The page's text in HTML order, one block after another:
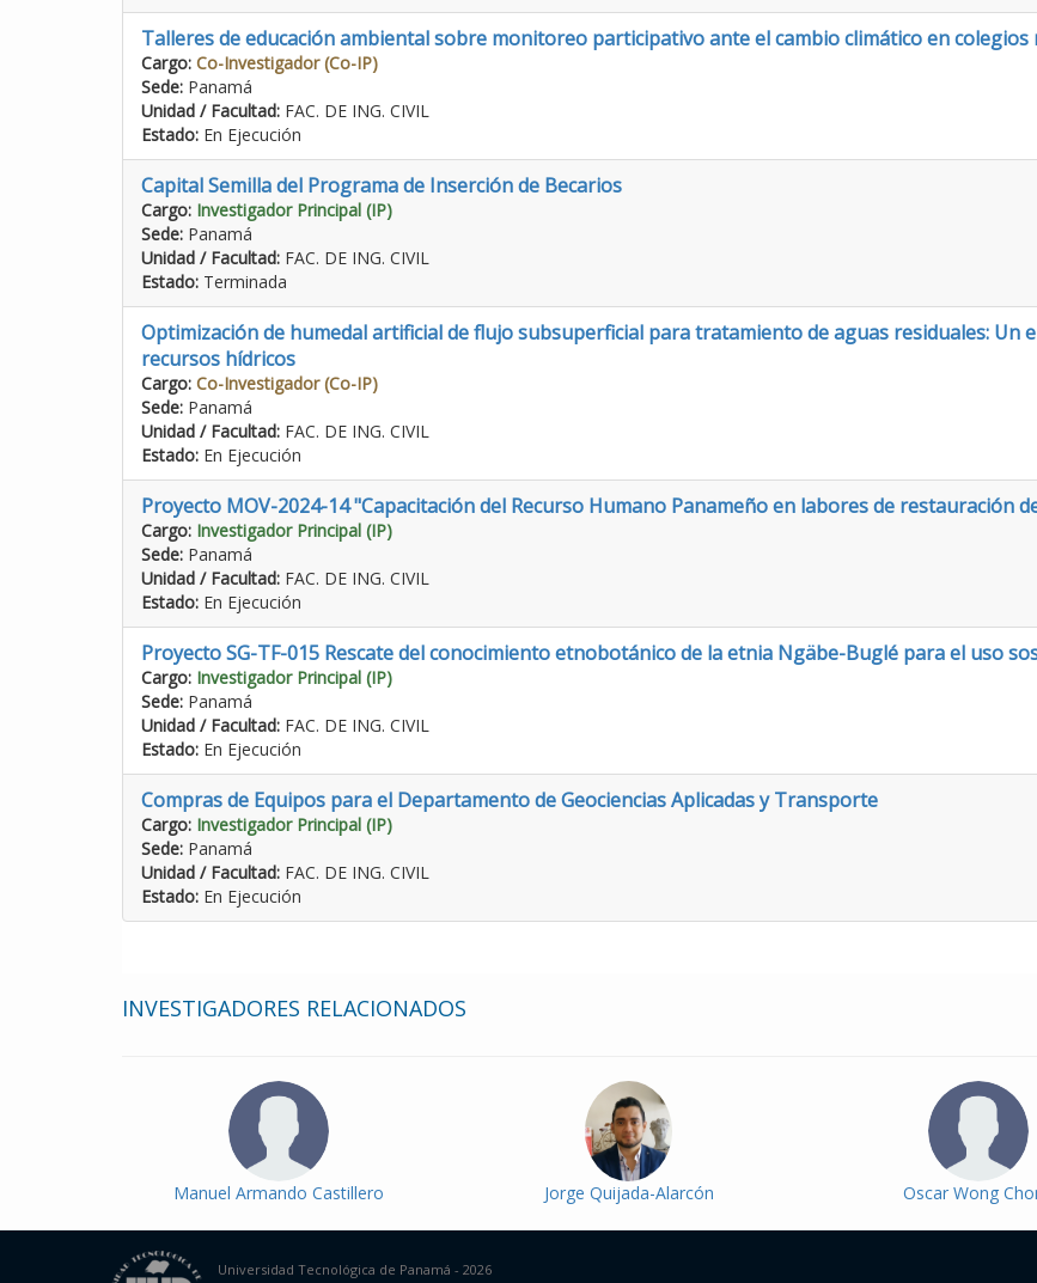
Talleres de educación ambiental sobre monitoreo participativo ante el cambio climático en
Cargo: Co-Investigador (Co-IP)
Sede: Panamá
Unidad / Facultad: FAC. DE ING. CIVIL
Estado: En Ejecución
Capital Semilla del Programa de Inserción de Becarios
Cargo: Investigador Principal (IP)
Sede: Panamá
Unidad / Facultad: FAC. DE ING. CIVIL
Estado: Terminada
Optimización de humedal artificial de flujo subsuperficial para tratamiento de aguas residuales: Un
recursos hídricos
Cargo: Co-Investigador (Co-IP)
Sede: Panamá
Unidad / Facultad: FAC. DE ING. CIVIL
Estado: En Ejecución
Proyecto MOV-2024-14 "Capacitación del Recurso Humano Panameño en labores de restauración
Cargo: Investigador Principal (IP)
Sede: Panamá
Unidad / Facultad: FAC. DE ING. CIVIL
Estado: En Ejecución
Proyecto SG-TF-015 Rescate del conocimiento etnobotánico de la etnia Ngäbe-Buglé para el uso
Cargo: Investigador Principal (IP)
Sede: Panamá
Unidad / Facultad: FAC. DE ING. CIVIL
Estado: En Ejecución
Compras de Equipos para el Departamento de Geociencias Aplicadas y Transporte
Cargo: Investigador Principal (IP)
Sede: Panamá
Unidad / Facultad: FAC. DE ING. CIVIL
Estado: En Ejecución
INVESTIGADORES RELACIONADOS
Manuel Armando Castillero Jorge Quijada-Alarcón Oscar Wong
Universidad Tecnológica de Panamá - 2026